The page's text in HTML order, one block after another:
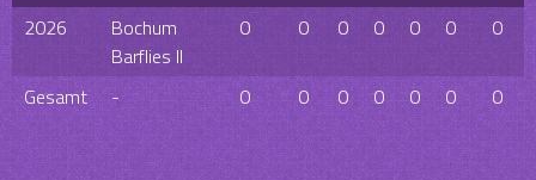
2026
Bochum
Barflies II
0 0 0 0 0 0 0
Gesamt - 0 0 0 0 0 0 0